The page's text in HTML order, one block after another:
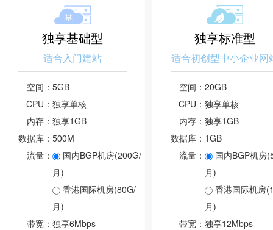
独享基础型
适合入门建站
空间： 5GB
CPU： 独享单核
内存： 独享1GB
数据库： 500M
流量：
国内BGP机房(200G/
月)
香港国际机房(80G/
月)
带宽： 独享6Mbps
独享标准型
适合初创型中小企业网
空间： 20GB
CPU： 独享单核
内存： 独享1GB
数据库： 1GB
流量：
国内BGP机房
月)
香港国际机房
月)
带宽： 独享12Mbps